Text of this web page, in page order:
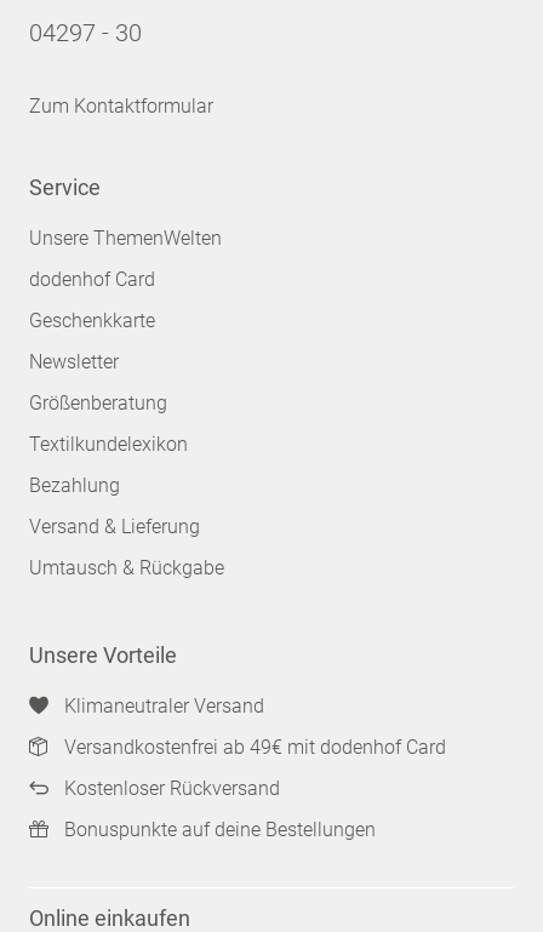
04297 - 30
Zum Kontaktformular
Service
Unsere ThemenWelten
dodenhof Card
Geschenkkarte
Newsletter
Größenberatung
Textilkundelexikon
Bezahlung
Versand & Lieferung
Umtausch & Rückgabe
Unsere Vorteile
Klimaneutraler Versand
Versandkostenfrei ab 49€ mit dodenhof Card
Kostenloser Rückversand
Bonuspunkte auf deine Bestellungen
Online einkaufen